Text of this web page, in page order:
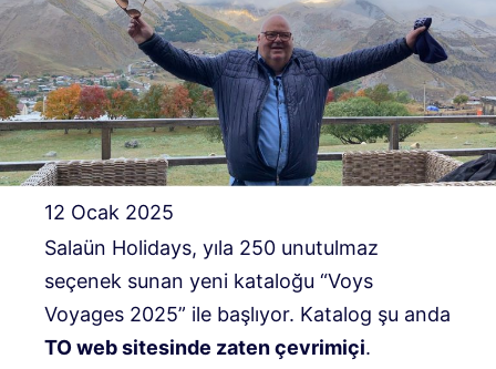
12 Ocak 2025
Salaün Holidays, yıla 250 unutulmaz
seçenek sunan yeni kataloğu “Voys
Voyages 2025” ile başlıyor. Katalog şu anda
TO web sitesinde zaten çevrimiçi.